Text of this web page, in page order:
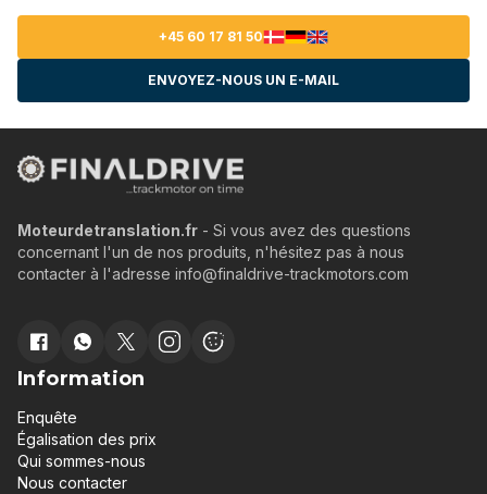
+45 60 17 81 50
ENVOYEZ-NOUS UN E-MAIL
Moteurdetranslation.fr - Si vous avez des questions
concernant l'un de nos produits, n'hésitez pas à nous
contacter à l'adresse info@finaldrive-trackmotors.com
Information
Enquête
Égalisation des prix
Qui sommes-nous
Nous contacter